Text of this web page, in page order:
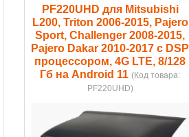
PF220UHD для Mitsubishi
L200, Triton 2006-2015, Pajero
Sport, Challenger 2008-2015,
Pajero Dakar 2010-2017 c DSP
процессором, 4G LTE, 8/128
Гб на Android 11 (Код товара:
PF220UHD)